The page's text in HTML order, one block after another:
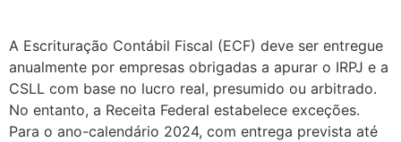
A Escrituração Contábil Fiscal (ECF) deve ser entregue
anualmente por empresas obrigadas a apurar o IRPJ e a
CSLL com base no lucro real, presumido ou arbitrado.
No entanto, a Receita Federal estabelece exceções.
Para o ano-calendário 2024, com entrega prevista até